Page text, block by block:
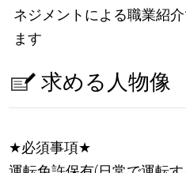
ネジメントによる職業紹
ます
求める人物像
★必須事項★